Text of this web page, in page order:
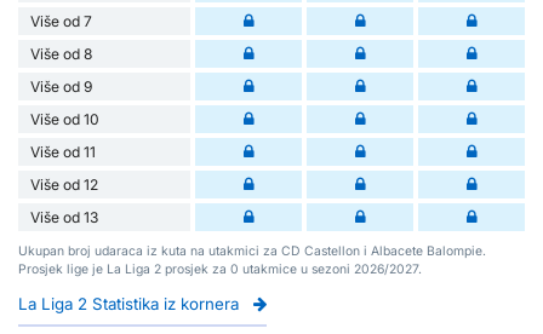
Više od 7
Više od 8
Više od 9
Više od 10
Više od 11
Više od 12
Više od 13
Ukupan broj udaraca iz kuta na utakmici za CD Castellon i Albacete Balompie.
Prosjek lige je La Liga 2 prosjek za 0 utakmice u sezoni 2026/2027.
La Liga 2 Statistika iz kornera